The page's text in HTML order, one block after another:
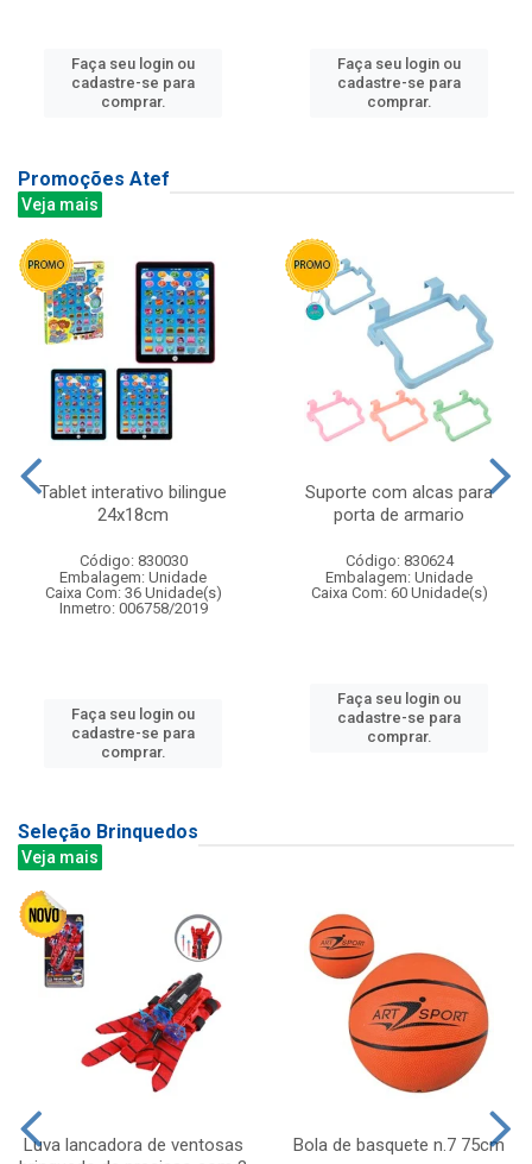
Faça seu login ou
cadastre-se para
comprar.
Faça seu login ou
cadastre-se para
comprar.
Promoções Atef
Veja mais
Tablet interativo bilingue
24x18cm
Código: 830030
Embalagem: Unidade
Caixa Com: 36 Unidade(s)
Inmetro: 006758/2019
Faça seu login ou
cadastre-se para
comprar.
Suporte com alcas para
porta de armario
Código: 830624
Embalagem: Unidade
Caixa Com: 60 Unidade(s)
Faça seu login ou
cadastre-se para
comprar.
Seleção Brinquedos
Veja mais
Luva lancadora de ventosas
Bola de basquete n.7 75cm